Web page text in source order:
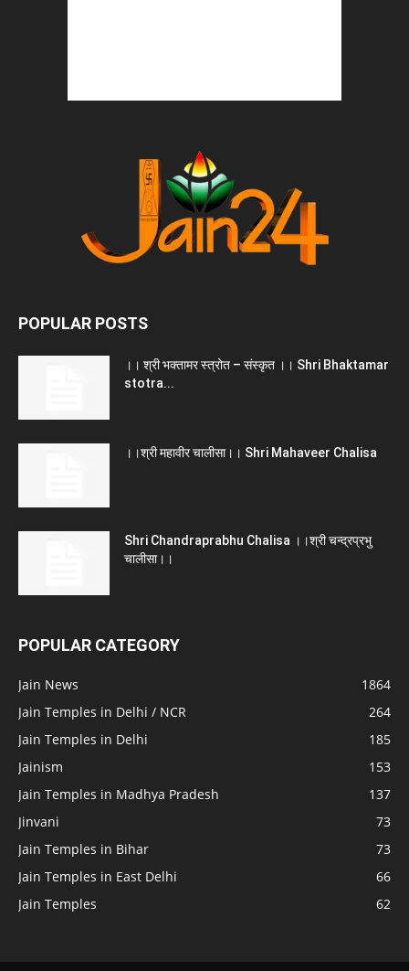
POPULAR POSTS
।। श्री भक्तामर स्त्रोत – संस्कृत ।। Shri Bhaktamar
stotra...
।।श्री महावीर चालीसा।। Shri Mahaveer Chalisa
Shri Chandraprabhu Chalisa ।।श्री चन्द्रप्रभु
चालीसा।।
POPULAR CATEGORY
Jain News
1864
Jain Temples in Delhi / NCR
264
Jain Temples in Delhi
185
Jainism
153
Jain Temples in Madhya Pradesh
137
Jinvani
73
Jain Temples in Bihar
73
Jain Temples in East Delhi
66
Jain Temples
62